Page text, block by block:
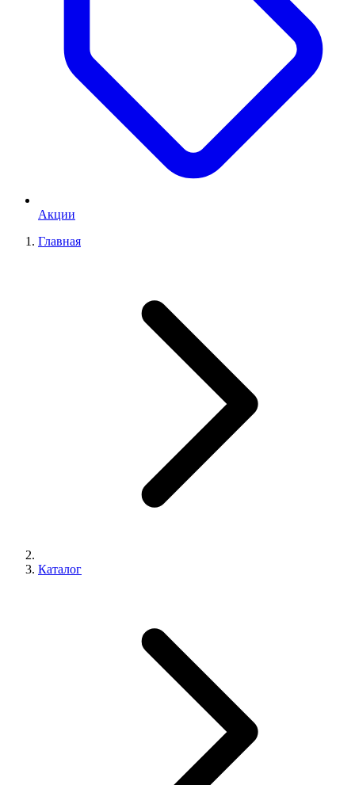
Акции
Главная
Каталог